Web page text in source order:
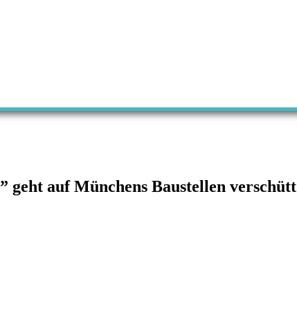
geht auf Münchens Baustellen verschütt